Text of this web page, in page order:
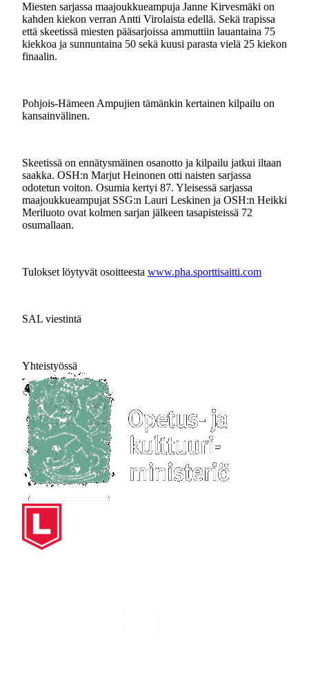
Miesten sarjassa maajoukkueampuja Janne Kirvesmäki on
kahden kiekon verran Antti Virolaista edellä. Sekä trapissa
että skeetissä miesten pääsarjoissa ammuttiin lauantaina 75
kiekkoa ja sunnuntaina 50 sekä kuusi parasta vielä 25 kiekon
finaalin.
Pohjois-Hämeen Ampujien tämänkin kertainen kilpailu on
kansainvälinen.
Skeetissä on ennätysmäinen osanotto ja kilpailu jatkui iltaan
saakka. OSH:n Marjut Heinonen otti naisten sarjassa
odotetun voiton. Osumia kertyi 87. Yleisessä sarjassa
maajoukkueampujat SSG:n Lauri Leskinen ja OSH:n Heikki
Meriluoto ovat kolmen sarjan jälkeen tasapisteissä 72
osumallaan.
Tulokset löytyvät osoitteesta www.pha.sporttisaitti.com
SAL viestintä
Yhteistyössä